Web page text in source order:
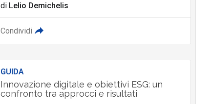
di Lelio Demichelis
Condividi
GUIDA
Innovazione digitale e obiettivi ESG: un
confronto tra approcci e risultati